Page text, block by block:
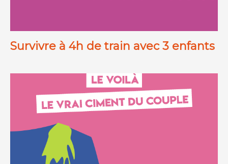
Survivre à 4h de train avec 3 enfants